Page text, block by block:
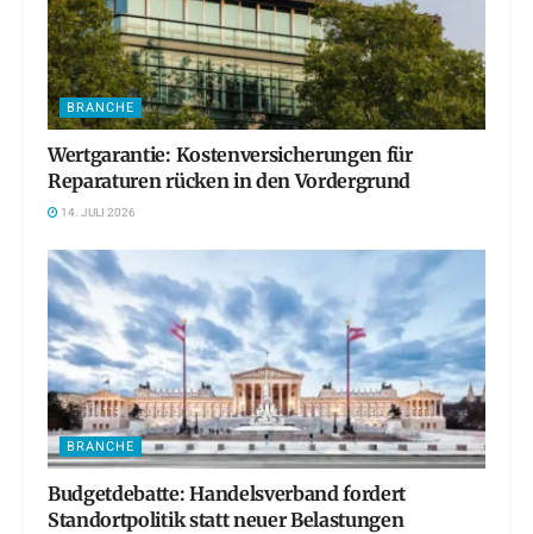
BRANCHE
Wertgarantie: Kostenversicherungen für
Reparaturen rücken in den Vordergrund
14. JULI 2026
BRANCHE
Budgetdebatte: Handelsverband fordert
Standortpolitik statt neuer Belastungen